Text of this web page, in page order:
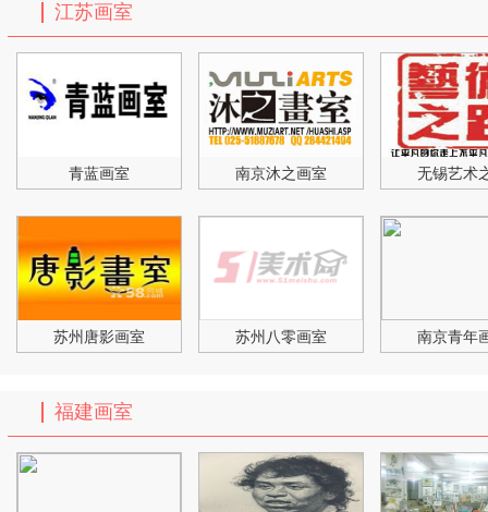
江苏画室
青蓝画室 南京沐之画室 无锡艺术
苏州唐影画室 苏州八零画室 南京青年
福建画室